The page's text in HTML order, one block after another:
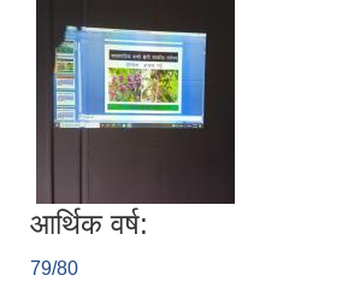
आर्थिक वर्ष:
79/80